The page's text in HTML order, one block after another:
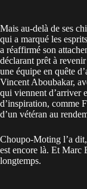
Mais au-delà de ses
qui a marqué les
a réaffirmé son
déclarant prêt à
une équipe en quête
Vincent Aboubakar,
qui viennent d’arriver
d’inspiration, comme
d’un vétéran au
Choupo-Moting l’a
est encore là. Et Marc
longtemps.